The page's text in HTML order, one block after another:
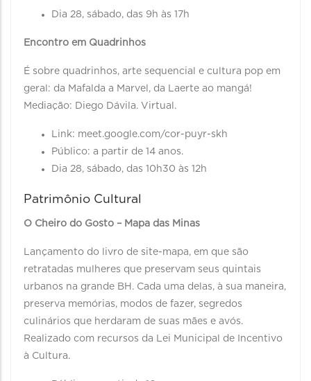
Dia 28, sábado, das 9h às 17h
Encontro em Quadrinhos
É sobre quadrinhos, arte sequencial e cultura pop em
geral: da Mafalda a Marvel, da Laerte ao mangá!
Mediação: Diego Dávila. Virtual.
Link: meet.google.com/cor-puyr-skh
Público: a partir de 14 anos.
Dia 28, sábado, das 10h30 às 12h
Patrimônio Cultural
O Cheiro do Gosto – Mapa das Minas
Lançamento do livro de site-mapa, em que são
retratadas mulheres que preservam seus quintais
urbanos na grande BH. Cada uma delas, à sua maneira,
preserva memórias, modos de fazer, segredos
culinários que herdaram de suas mães e avós.
Realizado com recursos da Lei Municipal de Incentivo
à Cultura.